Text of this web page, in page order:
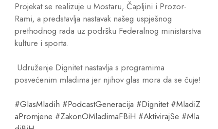
Projekat se realizuje u Mostaru, Čapljini i Prozor-
Rami, a predstavlja nastavak našeg uspješnog
prethodnog rada uz podršku Federalnog ministarstva
kulture i sporta.
Udruženje Dignitet nastavlja s programima
posvećenim mladima jer njihov glas mora da se čuje!
#GlasMladih #PodcastGeneracija #Dignitet #MladiZ
aPromjene #ZakonOMladimaFBiH #AktivirajSe #Mla